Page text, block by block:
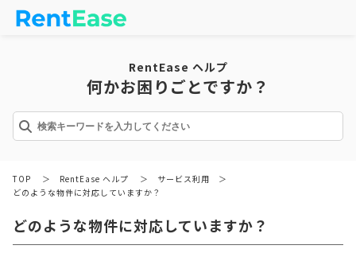
RentEase ヘルプ
何かお困りごとですか？
TOP ＞ RentEase ヘルプ ＞ サービス利用 ＞
どのような物件に対応していますか？
どのような物件に対応していますか？